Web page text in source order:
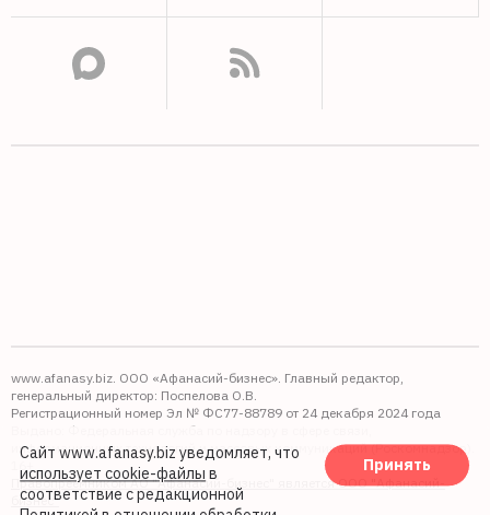
www.afanasy.biz. ООО «Афанасий-бизнес». Главный редактор,
генеральный директор: Поспелова О.В.
Регистрационный номер Эл № ФС77-88789 от 24 декабря 2024 года
Выдано: Федеральная служба по надзору в сфере связи,
информационных технологий и массовых коммуникаций (Роскомнадзор).
Правопреемником АО "Афанасий-бизнес" является ООО "Афанасий-
бизнес"
Сайт www.afanasy.biz уведомляет, что
использует cookie-файлы в
соответствие с редакционной
Принять